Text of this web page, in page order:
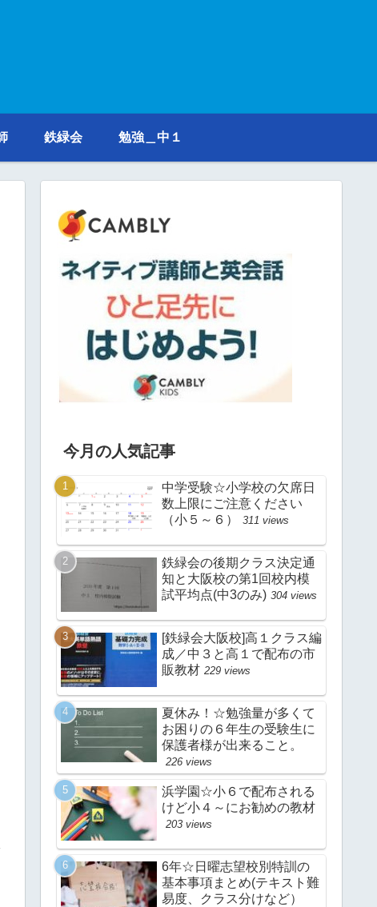
鉄緑会 勉強＿中１
今月の人気記事
中学受験☆小学校の欠席日
数上限にご注意ください
（小５～６）
311 views
鉄緑会の後期クラス決定通
知と大阪校の第1回校内模
試平均点(中3のみ) 304 views
[鉄緑会大阪校]高１クラス編
成／中３と高１で配布の市
販教材 229 views
夏休み！☆勉強量が多くて
お困りの６年生の受験生に
保護者様が出来ること。
226 views
浜学園☆小６で配布される
けど小４～にお勧めの教材
203 views
6年☆日曜志望校別特訓の
基本事項まとめ(テキスト難
易度、クラス分けなど）